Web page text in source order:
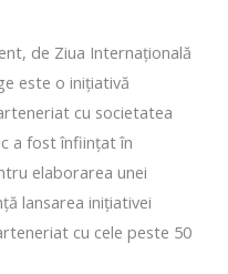
de Ziua Internațională
este o inițiativă
cu societatea
a fost înființat în
elaborarea unei
lansarea inițiativei
cu cele peste 50